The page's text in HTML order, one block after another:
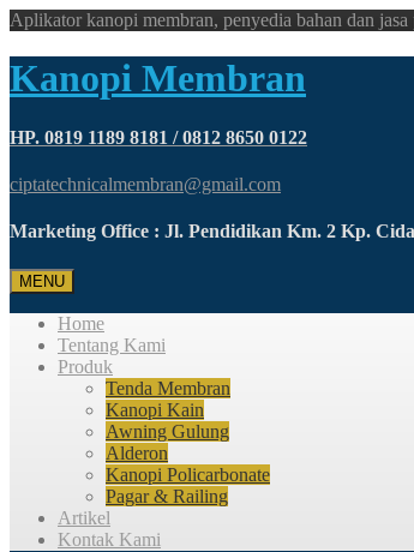
Aplikator kanopi membran, penyedia bahan dan jasa
Kanopi Membran
HP. 0819 1189 8181 / 0812 8650 0122
ciptatechnicalmembran@gmail.com
Marketing Office : Jl. Pendidikan Km. 2 Kp.
MENU
Home
Tentang Kami
Produk
Tenda Membran
Kanopi Kain
Awning Gulung
Alderon
Kanopi Policarbonate
Pagar & Railing
Artikel
Kontak Kami